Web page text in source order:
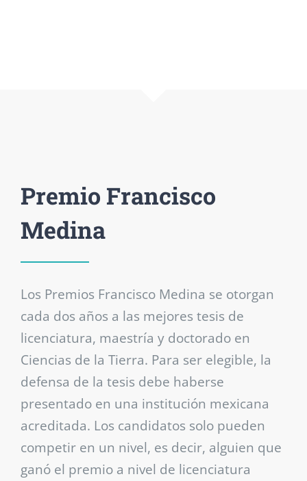
Premio Francisco
Medina
Los Premios Francisco Medina se otorgan
cada dos años a las mejores tesis de
licenciatura, maestría y doctorado en
Ciencias de la Tierra. Para ser elegible, la
defensa de la tesis debe haberse
presentado en una institución mexicana
acreditada. Los candidatos solo pueden
competir en un nivel, es decir, alguien que
ganó el premio a nivel de licenciatura